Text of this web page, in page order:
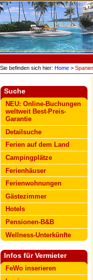
Sie befinden sich hier: Home >
Suche
NEU: Online-Buchungen
weltweit Best-Preis-
Garantie
Detailsuche
Ferien auf dem Land
Campingplätze
Ferienhäuser
Ferienwohnungen
Gästezimmer
Hotels
Pensionen-B&B
Wellness-Unterkünfte
Infos für Vermieter
FeWo inserieren